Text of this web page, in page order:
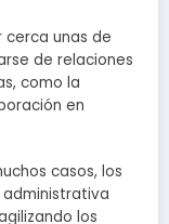
cerca unas de
de relaciones
como la
en
casos, los
los